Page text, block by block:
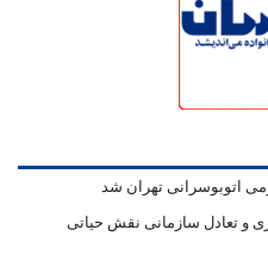
اتوبوسرانی تهران شد
و تعادل سازمانی نقش حیاتی